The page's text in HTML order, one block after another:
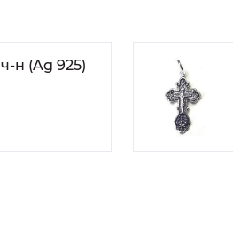
Крест 17 - 027 ч-н (Ag 925)